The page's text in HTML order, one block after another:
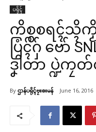
ပရိုၚ်
ကိစ္စစရၚ်သ္
ပြံၚ်ဂှ် ဗော်
ဒၞါတာ ပ္ဍဲကၠ
By ဌာန်ပရိုၚ်ဗၠးၜးမန် June 16, 2016